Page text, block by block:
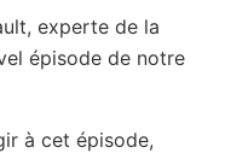
experte de la
épisode de notre
à cet épisode,